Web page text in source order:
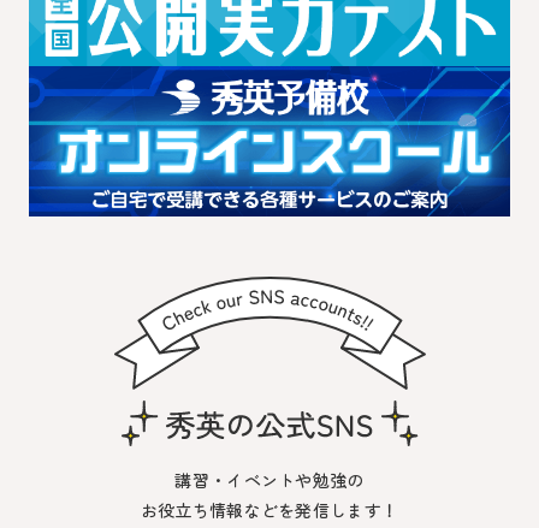
講習・イベントや勉強の
お役立ち情報などを発信します！